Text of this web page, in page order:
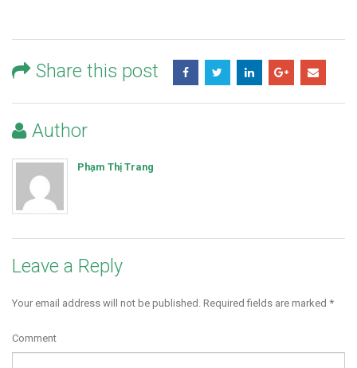
Share this post
Author
Phạm Thị Trang
Leave a Reply
Your email address will not be published. Required fields are marked *
Comment